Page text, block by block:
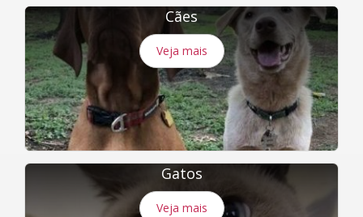
Cães
Veja mais
Gatos
Veja mais